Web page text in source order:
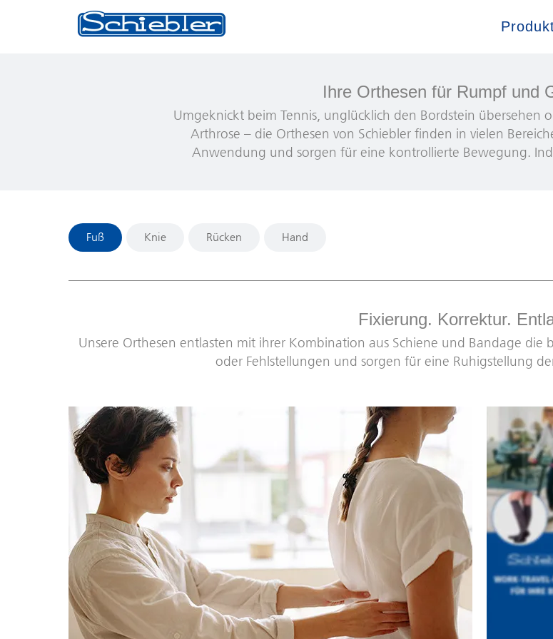
Ihre Orthesen für Rumpf und
Umgeknickt beim Tennis, unglücklich den Bordstein übersehen
Arthrose – die Orthesen von Schiebler finden in vielen
Anwendung und sorgen für eine kontrollierte Bewegung.
Fuß Knie Rücken Hand
Fixierung. Korrektur.
Unsere Orthesen entlasten mit ihrer Kombination aus Schiene und Bandage
oder Fehlstellungen und sorgen für eine Ruhigstellung